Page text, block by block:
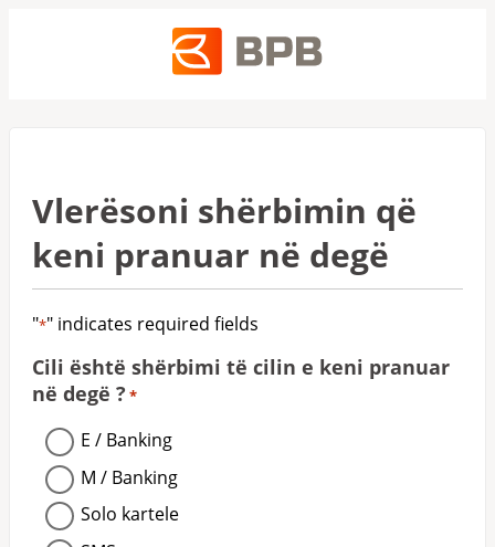
Vlerësoni shërbimin që
keni pranuar në degë
"*" indicates required fields
Cili është shërbimi të cilin e keni pranuar
në degë ? *
E / Banking
M / Banking
Solo kartele